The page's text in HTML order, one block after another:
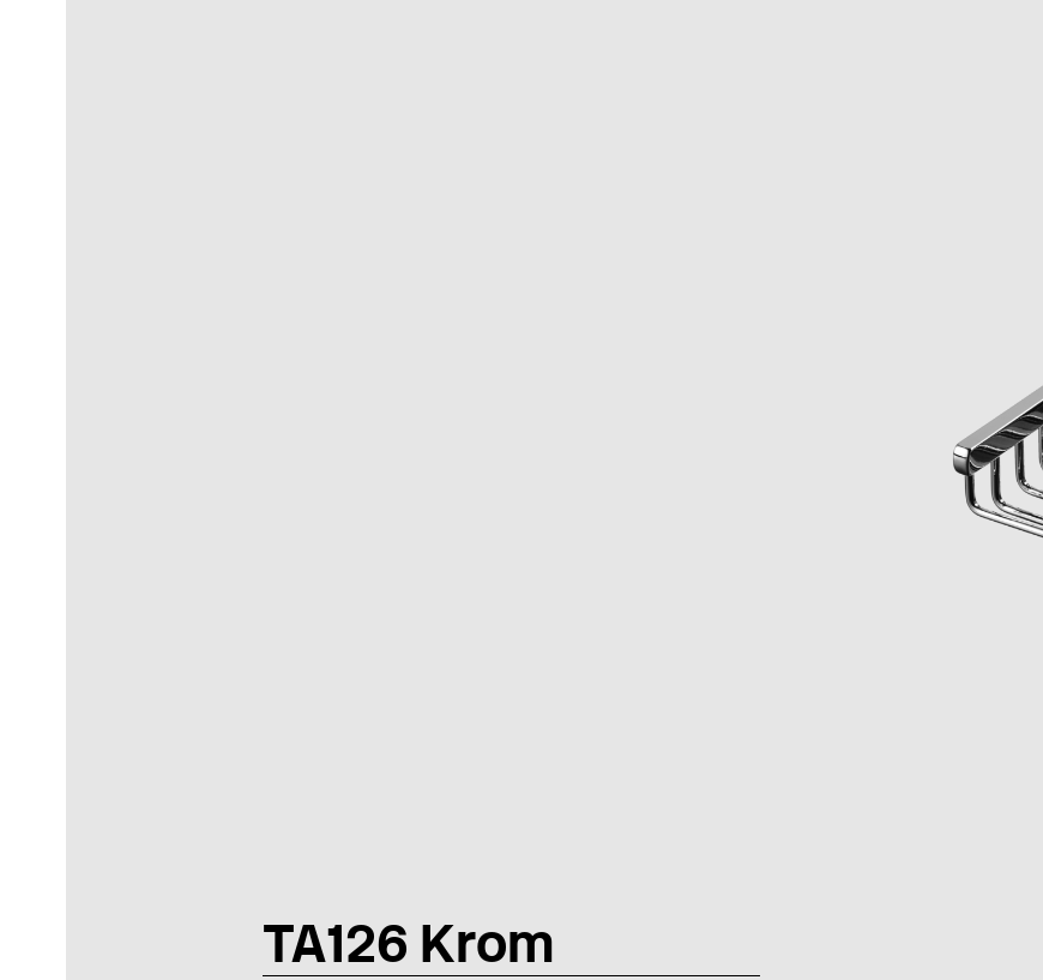
TA126 Krom